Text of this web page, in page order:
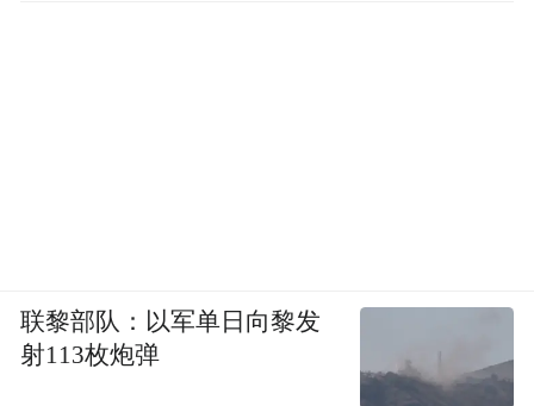
联黎部队：以军单日向黎发
射113枚炮弹